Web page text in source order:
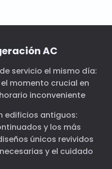
AC
servicio el mismo día:
momento crucial en
inconveniente
edificios antiguos:
y los más
únicos revividos
y el cuidado